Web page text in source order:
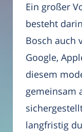
Ein großer
besteht
Bosch auch
Google,
diesem
gemeinsam
langfristig